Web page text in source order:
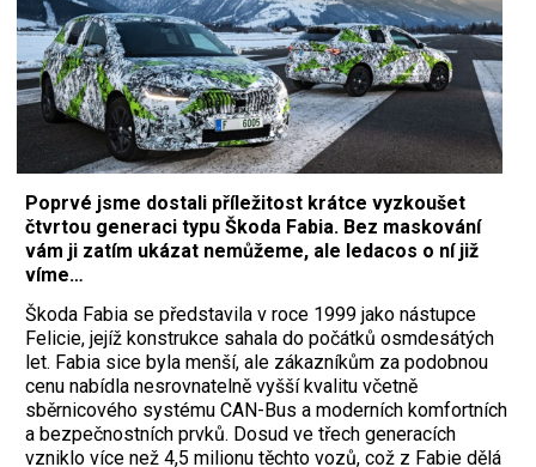
Poprvé jsme dostali příležitost krátce vyzkoušet
čtvrtou generaci typu Škoda Fabia. Bez maskování
vám ji zatím ukázat nemůžeme, ale ledacos o ní již
víme…
Škoda Fabia se představila v roce 1999 jako nástupce
Felicie, jejíž konstrukce sahala do počátků osmdesátých
let. Fabia sice byla menší, ale zákazníkům za podobnou
cenu nabídla nesrovnatelně vyšší kvalitu včetně
sběrnicového systému CAN-Bus a moderních komfortních
a bezpečnostních prvků. Dosud ve třech generacích
vzniklo více než 4,5 milionu těchto vozů, což z Fabie dělá